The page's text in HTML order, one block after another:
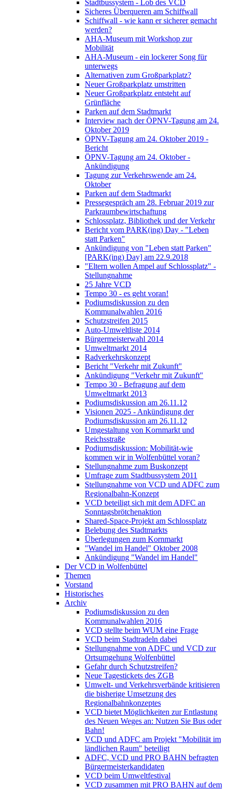
Stadtbussystem - Lob des VCD
Sicheres Überqueren am Schiffwall
Schiffwall - wie kann er sicherer gemacht
werden?
AHA-Museum mit Workshop zur
Mobilität
AHA-Museum - ein lockerer Song für
unterwegs
Alternativen zum Großparkplatz?
Neuer Großparkplatz umstritten
Neuer Großparkplatz entsteht auf
Grünfläche
Parken auf dem Stadtmarkt
Interview nach der ÖPNV-Tagung am 24.
Oktober 2019
ÖPNV-Tagung am 24. Oktober 2019 -
Bericht
ÖPNV-Tagung am 24. Oktober -
Ankündigung
Tagung zur Verkehrswende am 24.
Oktober
Parken auf dem Stadtmarkt
Pressegespräch am 28. Februar 2019 zur
Parkraumbewirtschaftung
Schlossplatz, Bibliothek und der Verkehr
Bericht vom PARK(ing) Day - "Leben
statt Parken"
Ankündigung von "Leben statt Parken"
[PARK(ing) Day] am 22.9.2018
"Eltern wollen Ampel auf Schlossplatz" -
Stellungnahme
25 Jahre VCD
Tempo 30 - es geht voran!
Podiumsdiskussion zu den
Kommunalwahlen 2016
Schutzstreifen 2015
Auto-Umweltliste 2014
Bürgermeisterwahl 2014
Umweltmarkt 2014
Radverkehrskonzept
Bericht "Verkehr mit Zukunft"
Ankündigung "Verkehr mit Zukunft"
Tempo 30 - Befragung auf dem
Umweltmarkt 2013
Podiumsdiskussion am 26.11.12
Visionen 2025 - Ankündigung der
Podiumsdiskussion am 26.11.12
Umgestaltung von Kornmarkt und
Reichsstraße
Podiumsdiskussion: Mobilität-wie
kommen wir in Wolfenbüttel voran?
Stellungnahme zum Buskonzept
Umfrage zum Stadtbussystem 2011
Stellungnahme von VCD und ADFC zum
Regionalbahn-Konzept
VCD beteiligt sich mit dem ADFC an
Sonntagsbrötchenaktion
Shared-Space-Projekt am Schlossplatz
Belebung des Stadtmarkts
Überlegungen zum Kornmarkt
"Wandel im Handel" Oktober 2008
Ankündigung "Wandel im Handel"
Der VCD in Wolfenbüttel
Themen
Vorstand
Historisches
Archiv
Podiumsdiskussion zu den
Kommunalwahlen 2016
VCD stellte beim WUM eine Frage
VCD beim Stadtradeln dabei
Stellungnahme von ADFC und VCD zur
Ortsumgehung Wolfenbüttel
Gefahr durch Schutzstreifen?
Neue Tagestickets des ZGB
Umwelt- und Verkehrsverbände kritisieren
die bisherige Umsetzung des
Regionalbahnkonzeptes
VCD bietet Möglichkeiten zur Entlastung
des Neuen Weges an: Nutzen Sie Bus oder
Bahn!
VCD und ADFC am Projekt "Mobilität im
ländlichen Raum" beteiligt
ADFC, VCD und PRO BAHN befragten
Bürgermeisterkandidaten
VCD beim Umweltfestival
VCD zusammen mit PRO BAHN auf dem